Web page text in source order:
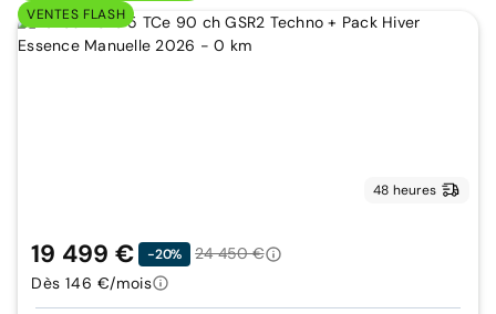
VENTES FLASH
48 heures
19 499 € -20%
24 450 €
Dès 146 €/mois